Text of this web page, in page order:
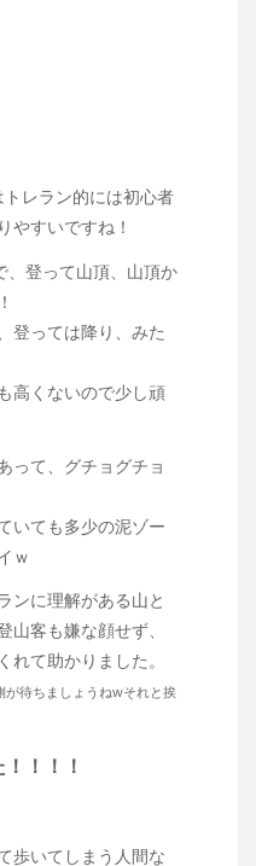
レラン的には初心者
やすいですね！
登って山頂、山頂か
登っては降り、みた
高くないので少し頑
って、グチョグチョ
いても多少の泥ゾー
ｗ
ンに理解がある山と
山客も嫌な顔せず、
れて助かりました。
が待ちましょうねwそれと挨
！！！
歩いてしまう人間な